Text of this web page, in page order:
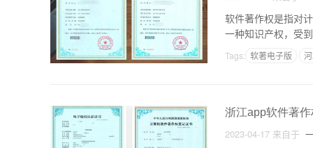
软件著作权是指对
一种知识产权，受
也可以为软件开发
Tags: 软著电子版
浙江app软件著
2023-04-17 来自于